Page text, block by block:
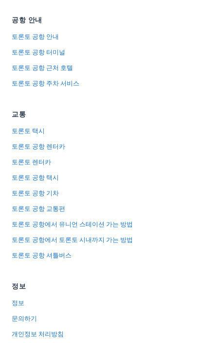
공항 안내
토론토 공항 안내
토론토 공항 터미널
토론토 공항 근처 호텔
토론토 공항 주차 서비스
교통
토론토 택시
토론토 공항 렌터카
토론토 렌터카
토론토 공항 택시
토론토 공항 기차
토론토 공항 교통편
토론토 공항에서 유니언 스테이션 가는 방법
토론토 공항에서 토론토 시내까지 가는 방법
토론토 공항 셔틀버스
정보
정보
문의하기
개인정보 처리방침